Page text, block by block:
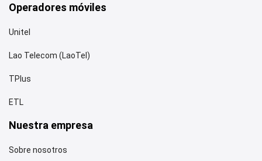
Operadores móviles
Unitel
Lao Telecom (LaoTel)
TPlus
ETL
Nuestra empresa
Sobre nosotros